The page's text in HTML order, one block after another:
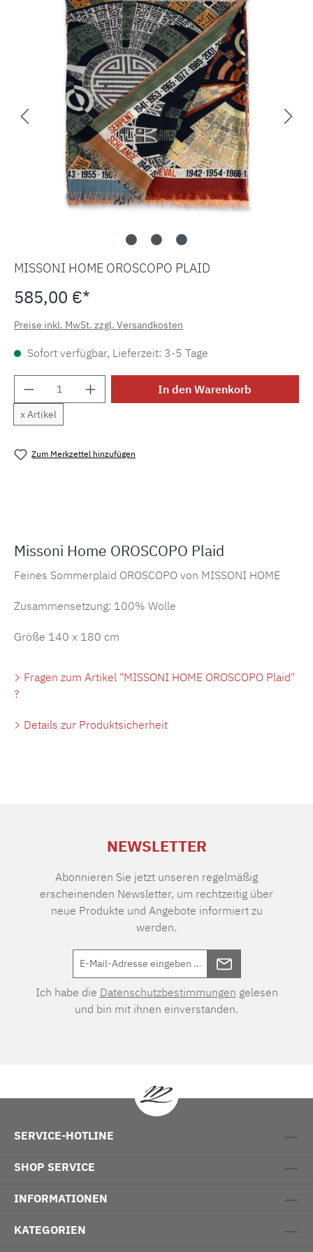
MISSONI HOME OROSCOPO PLAID
585,00 €*
Preise inkl. MwSt. zzgl. Versandkosten
Sofort verfügbar, Lieferzeit: 3-5 Tage
Produkt Anzahl: Gib den gewünschten
x Artikel
In den Warenkorb
Zum Merkzettel hinzufügen
Missoni Home OROSCOPO Plaid
Feines Sommerplaid OROSCOPO von MISSONI HOME
Zusammensetzung: 100% Wolle
Größe 140 x 180 cm
Fragen zum Artikel "MISSONI HOME OROSCOPO Plaid"
?
Details zur Produktsicherheit
NEWSLETTER
Abonnieren Sie jetzt unseren regelmäßig
erscheinenden Newsletter, um rechtzeitig über
neue Produkte und Angebote informiert zu
werden.
Ich habe die Datenschutzbestimmungen gelesen
und bin mit ihnen einverstanden.
SERVICE-HOTLINE
SHOP SERVICE
INFORMATIONEN
KATEGORIEN